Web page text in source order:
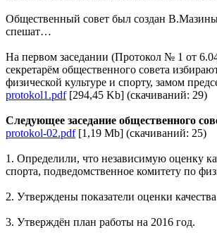
Общественный совет был создан В.Мазиным
спешат…
На первом заседании (Протокол № 1 от
секретарём общественного совета
физической культуре и спорту, замом
protokol1.pdf[294,45 Kb] (cкачиваний: 29)
Следующее заседание общественного
protokol-02.pdf[1,19 Mb] (cкачиваний: 25)
1. Определили, что независимую оценку
спорта, подведомственное комитету по
2. Утверждены показатели оценки
3. Утверждён план работы на 2016 год.